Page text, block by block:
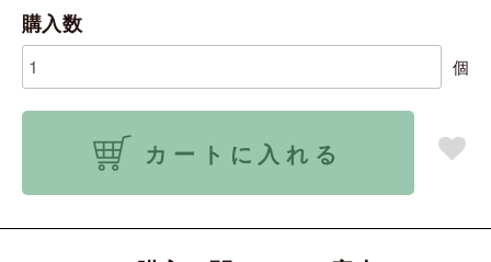
購入数
個
カートに入れる